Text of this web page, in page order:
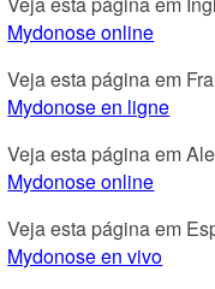
Mydonose online
Veja esta página em
Mydonose en ligne
Veja esta página em
Mydonose online
Veja esta página em
Mydonose en vivo